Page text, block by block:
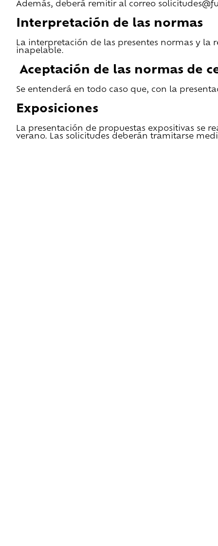
Además, deberá remitir al correo
Interpretación de las normas
La interpretación de las presentes normas y la
inapelable.
Aceptación de las normas de
Se entenderá en todo caso que, con la
Exposiciones
La presentación de propuestas expositivas se
verano. Las solicitudes deberán tramitarse